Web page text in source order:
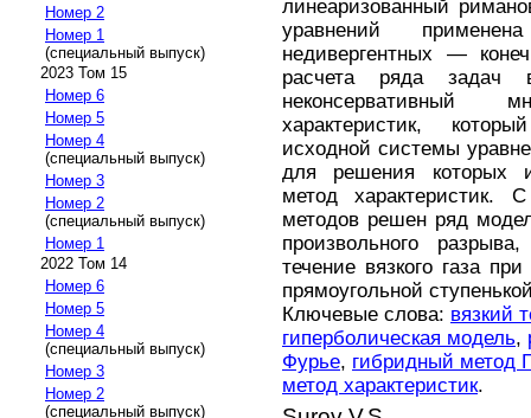
Номер 2
Номер 1
(специальный выпуск)
2023 Том 15
Номер 6
Номер 5
Номер 4
(специальный выпуск)
Номер 3
Номер 2
(специальный выпуск)
Номер 1
2022 Том 14
Номер 6
Номер 5
Номер 4
(специальный выпуск)
Номер 3
Номер 2
(специальный выпуск)
линеаризованный
уравнений
недивергентных —
расчета ряда задач
неконсервативный
характеристик,
исходной системы
для решения которых
метод характеристик.
методов решен ряд
произвольного
течение вязкого газа
прямоугольной
Ключевые слова: вязкий
гиперболическая модель,
Фурье, гибридный метод
метод характеристик.